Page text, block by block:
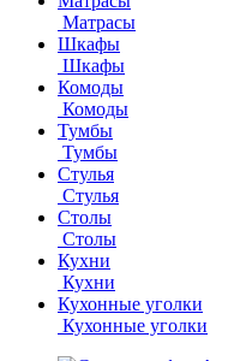
Матрасы
Шкафы
Шкафы
Комоды
Комоды
Тумбы
Тумбы
Стулья
Стулья
Столы
Столы
Кухни
Кухни
Кухонные уголки
Кухонные уголки